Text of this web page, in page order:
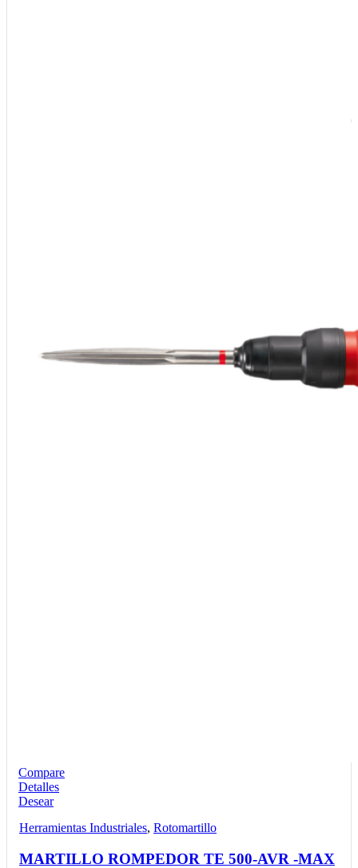
Compare
Detalles
Desear
Herramientas Industriales, Rotomartillo
MARTILLO ROMPEDOR TE 500-AVR -MAX